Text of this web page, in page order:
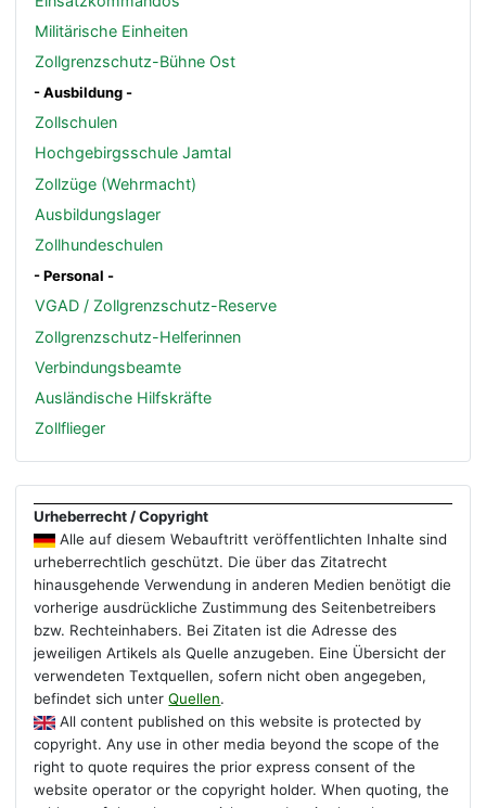
Militärische Einheiten
Zollgrenzschutz-Bühne Ost
- Ausbildung -
Zollschulen
Hochgebirgsschule Jamtal
Zollzüge (Wehrmacht)
Ausbildungslager
Zollhundeschulen
- Personal -
VGAD / Zollgrenzschutz-Reserve
Zollgrenzschutz-Helferinnen
Verbindungsbeamte
Ausländische Hilfskräfte
Zollflieger
Urheberrecht / Copyright
Alle auf diesem Webauftritt veröffentlichten Inhalte sind
urheberrechtlich geschützt. Die über das Zitatrecht
hinausgehende Verwendung in anderen Medien benötigt die
vorherige ausdrückliche Zustimmung des Seitenbetreibers
bzw. Rechteinhabers. Bei Zitaten ist die Adresse des
jeweiligen Artikels als Quelle anzugeben. Eine Übersicht der
verwendeten Textquellen, sofern nicht oben angegeben,
befindet sich unterQuellen.
All content published on this website is protected by
copyright. Any use in other media beyond the scope of the
right to quote requires the prior express consent of the
website operator or the copyright holder. When quoting, the